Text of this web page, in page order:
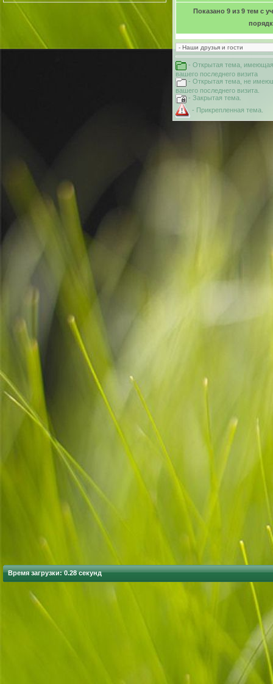
Показано 9 из 9 тем с
- Открытая тема,
вашего последнего визита
- Открытая тема, не
вашего последнего визита.
- Закрытая тема.
- Прикрепленная тема.
Время загрузки: 0.28 секунд